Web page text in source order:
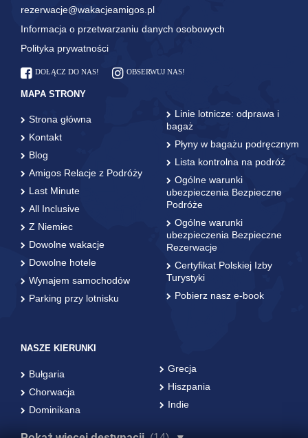
rezerwacje@wakacjeamigos.pl
Informacja o przetwarzaniu danych osobowych
Polityka prywatności
DOŁĄCZ DO NAS! OBSERWUJ NAS!
MAPA STRONY
Strona główna
Kontakt
Blog
Amigos Relacje z Podróży
Last Minute
All Inclusive
Z Niemiec
Dowolne wakacje
Dowolne hotele
Wynajem samochodów
Parking przy lotnisku
Linie lotnicze: odprawa i
bagaż
Płyny w bagażu podręcznym
Lista kontrolna na podróż
Ogólne warunki
ubezpieczenia Bezpieczne
Podróże
Ogólne warunki
ubezpieczenia Bezpieczne
Rezerwacje
Certyfikat Polskiej Izby
Turystyki
Pobierz nasz e-book
NASZE KIERUNKI
Bułgaria
Chorwacja
Dominikana
Grecja
Hiszpania
Indie